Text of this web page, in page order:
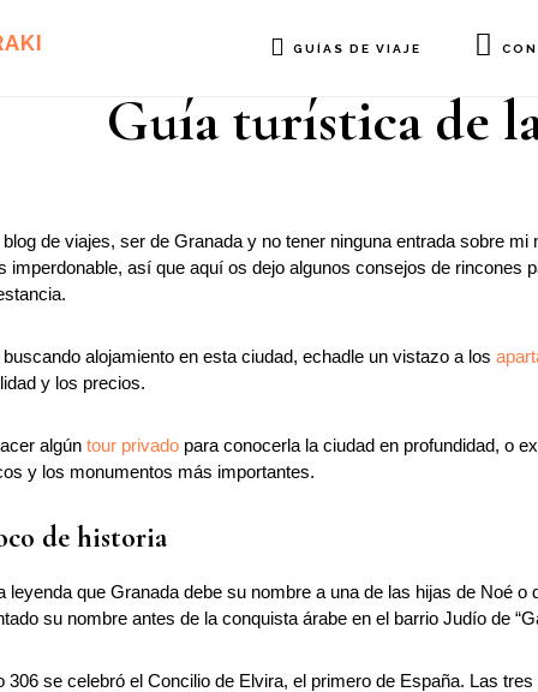
GUÍAS DE VIAJE
Guía turística de
blog de viajes, ser de Granada y no tener ninguna entrada sobre mi
imperdonable, así que aquí os dejo algunos consejos de
alojamiento en esta ciudad, echadle un vistazo a los
y los precios.
algún tour privado para conocerla la ciudad en profundidad, o
y los monumentos más importantes.
de historia
leyenda que Granada debe su nombre a una de las hijas de Noé
su nombre antes de la conquista árabe en el barrio Judío de
306 se celebró el Concilio de Elvira, el primero de España. Las